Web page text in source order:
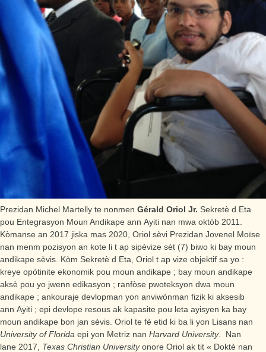
Prezidan Michel Martelly te nonmen Gérald Oriol Jr. Sekretè d Eta
pou Entegrasyon Moun Andikape ann Ayiti nan mwa oktòb 2011.
Kòmanse an 2017 jiska mas 2020, Oriol sèvi Prezidan Jovenel Moïse
nan menm pozisyon an kote li t ap sipèvize sèt (7) biwo ki bay moun
andikape sèvis. Kòm Sekretè d Eta, Oriol t ap vize objektif sa yo :
kreye opòtinite ekonomik pou moun andikape ; bay moun andikape
aksè pou yo jwenn edikasyon ; ranfòse pwoteksyon dwa moun
andikape ; ankouraje devlopman yon anviwònman fizik ki aksesib
ann Ayiti ; epi devlope resous ak kapasite pou leta ayisyen ka bay
moun andikape bon jan sèvis. Oriol te fè etid ki ba li yon Lisans nan
University of Florida epi yon Metriz nan Harvard University. Nan
lane 2017, Texas Christian Universityonore Oriol ak tit « Doktè nan